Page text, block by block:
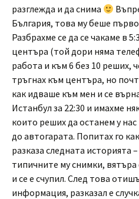
разглежда и да снима
България, това му беше
Разбрахме се да се чакаме в
центъра (той дори няма
работа и към 6 без 10 реших,
тръгнах към центъра, но
как идваше към мен и се
Истанбул за 22:30 и имахме
които реших да останем у нас
до автогарата. Попитах го
разказа следната историята
типичните му снимки,
и се е счупил. След това
информация, разказал е